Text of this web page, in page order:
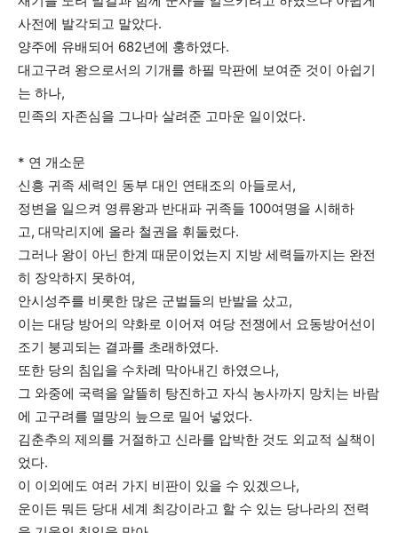
사전에 발각되고 말았다.
양주에 유배되어 682년에 훙하였다.
대고구려 왕으로서의 기개를 하필 막판에 보여준 것이 아쉽기
는 하나,
민족의 자존심을 그나마 살려준 고마운 일이었다.
* 연 개소문
신흥 귀족 세력인 동부 대인 연태조의 아들로서,
정변을 일으켜 영류왕과 반대파 귀족들 100여명을 시해하
고, 대막리지에 올라 철권을 휘둘렀다.
그러나 왕이 아닌 한계 때문이었는지 지방 세력들까지는 완전
히 장악하지 못하여,
안시성주를 비롯한 많은 군벌들의 반발을 샀고,
이는 대당 방어의 약화로 이어져 여당 전쟁에서 요동방어선이
조기 붕괴되는 결과를 초래하였다.
또한 당의 침입을 수차례 막아내긴 하였으나,
그 와중에 국력을 알뜰히 탕진하고 자식 농사까지 망치는 바람
에 고구려를 멸망의 늪으로 밀어 넣었다.
김춘추의 제의를 거절하고 신라를 압박한 것도 외교적 실책이
었다.
이 이외에도 여러 가지 비판이 있을 수 있겠으나,
운이든 뭐든 당대 세계 최강이라고 할 수 있는 당나라의 전력